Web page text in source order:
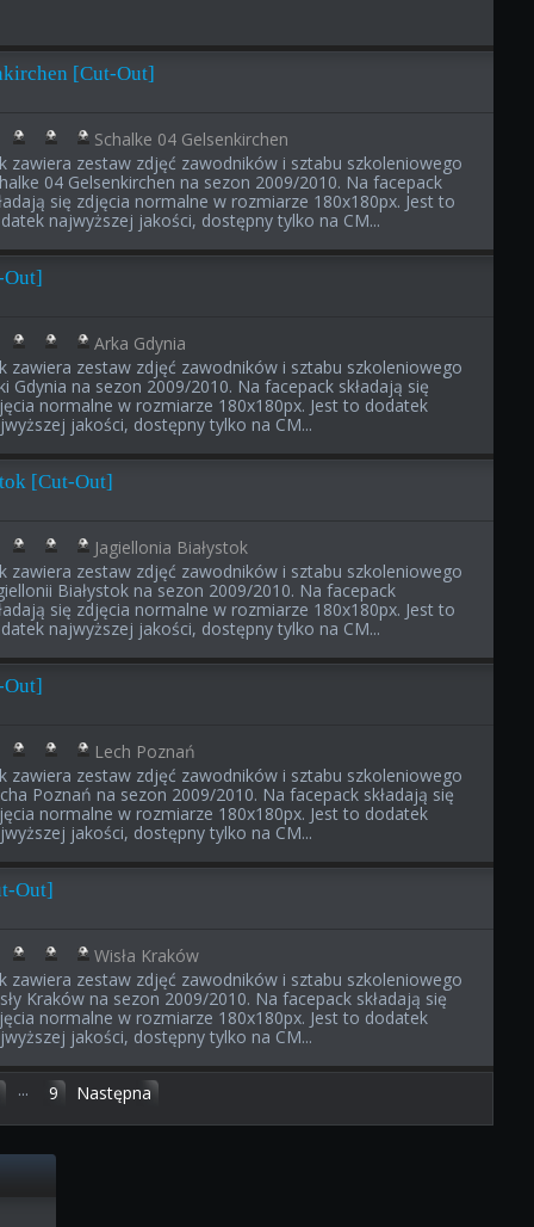
[Cut-Out]
Schalke 04 Gelsenkirchen
zawiera zestaw zdjęć zawodników i sztabu szkoleniowego
04 Gelsenkirchen na sezon 2009/2010. Na facepack
się zdjęcia normalne w rozmiarze 180x180px. Jest to
najwyższej jakości, dostępny tylko na CM...
Out]
Arka Gdynia
zawiera zestaw zdjęć zawodników i sztabu szkoleniowego
Gdynia na sezon 2009/2010. Na facepack składają się
normalne w rozmiarze 180x180px. Jest to dodatek
jakości, dostępny tylko na CM...
[Cut-Out]
Jagiellonia Białystok
zawiera zestaw zdjęć zawodników i sztabu szkoleniowego
Białystok na sezon 2009/2010. Na facepack
się zdjęcia normalne w rozmiarze 180x180px. Jest to
najwyższej jakości, dostępny tylko na CM...
Out]
Lech Poznań
zawiera zestaw zdjęć zawodników i sztabu szkoleniowego
Poznań na sezon 2009/2010. Na facepack składają się
normalne w rozmiarze 180x180px. Jest to dodatek
jakości, dostępny tylko na CM...
Out]
Wisła Kraków
zawiera zestaw zdjęć zawodników i sztabu szkoleniowego
Kraków na sezon 2009/2010. Na facepack składają się
normalne w rozmiarze 180x180px. Jest to dodatek
jakości, dostępny tylko na CM...
... 9 Następna